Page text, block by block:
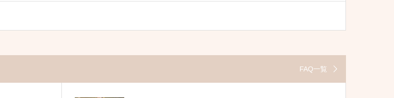
FAQ一覧